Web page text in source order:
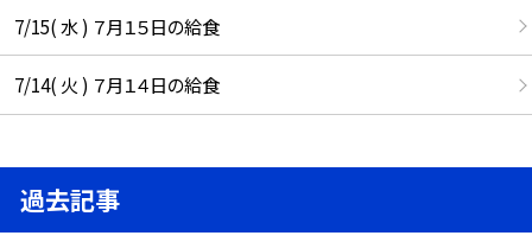
7/15( 水 ) ７月１５日の給食
7/14( 火 ) ７月１４日の給食
過去記事